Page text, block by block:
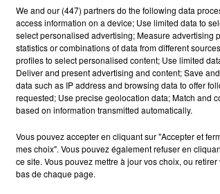
We and our (447) partnersdo the following data
access information on a device; Use limited data to
select personalised advertising; Measure advertising
statistics or combinations of data from different
profiles to select personalised content; Use limited
Deliver and present advertising and content; Save
data such as IP address and browsing data to offer
requested; Use precise geolocation data; Match and
based on information transmitted automatically.
Vous pouvez accepter en cliquant sur "Accepter et
mes choix". Vous pouvez également refuser en
ce site. Vous pouvez mettre à jour vos choix, ou
bas de chaque page.